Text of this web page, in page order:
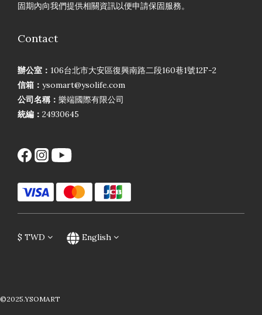
固期內向我們提供相關資訊以便申請保固服務。
Contact
辦公室： 106台北市大安區復興南路二段160巷1號12F-2
信箱： ysomart@ysolife.com
公司名稱： 樂端國際有限公司
統編： 24930645
$ TWD English
©2025.YSOMART